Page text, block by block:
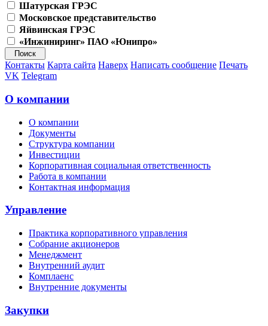
Шатурская ГРЭС
Московское представительство
Яйвинская ГРЭС
«Инжиниринг» ПАО «Юнипро»
Контакты Карта сайта Наверх Написать сообщение Печать
VK Telegram
О компании
О компании
Документы
Структура компании
Инвестиции
Корпоративная социальная ответственность
Работа в компании
Контактная информация
Управление
Практика корпоративного управления
Собрание акционеров
Менеджмент
Внутренний аудит
Комплаенс
Внутренние документы
Закупки